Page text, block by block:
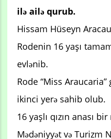
ilə ailə qurub.
Hissam Hüseyn
Rodenin 16 yaşı
evlənib.
Rode “Miss Araucaria”
ikinci yerə sahib olub.
16 yaşlı qızın anası
Mədəniyyət və Turizm